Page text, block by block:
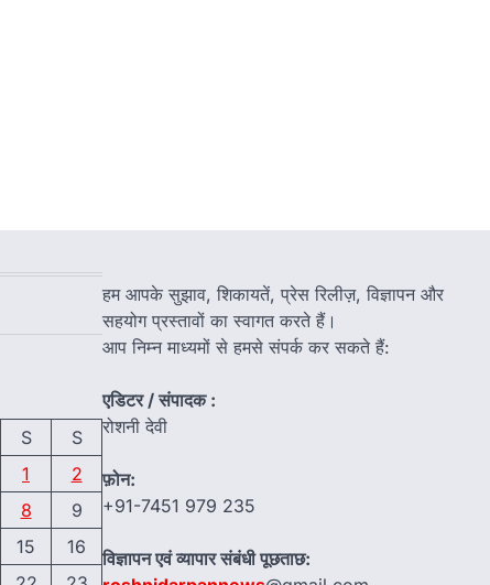
S
S
1
2
8
9
15
16
हम आपके सुझाव, शिकायतें, प्रेस रिलीज़, विज्ञापन और
सहयोग प्रस्तावों का स्वागत करते हैं।
आप निम्न माध्यमों से हमसे संपर्क कर सकते हैं:
एडिटर / संपादक :
रोशनी देवी
फ़ोन:
+91-7451 979 235
विज्ञापन एवं व्यापार संबंधी पूछताछ: